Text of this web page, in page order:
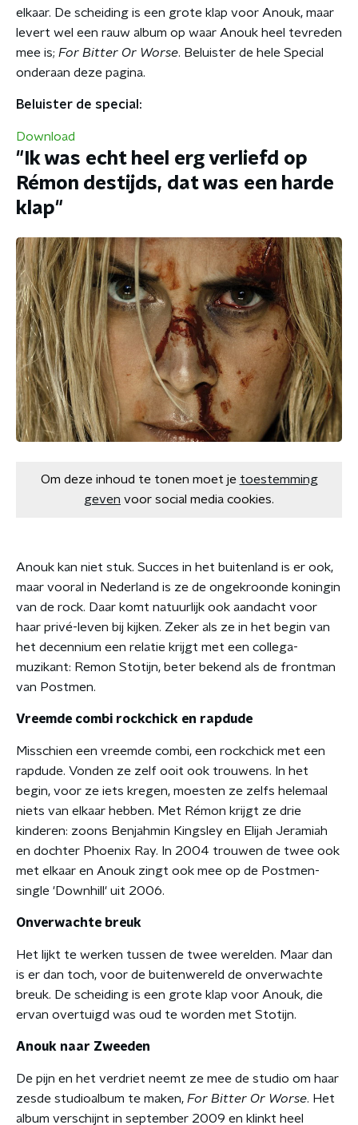
elkaar. De scheiding is een grote klap voor Anouk, maar
levert wel een rauw album op waar Anouk heel tevreden
mee is; For Bitter Or Worse. Beluister de hele Special
onderaan deze pagina.
Beluister de special:
Download
"Ik was echt heel erg verliefd op
Rémon destijds, dat was een harde
klap"
Om deze inhoud te tonen moet je toestemming
geven voor social media cookies.
Anouk kan niet stuk. Succes in het buitenland is er ook,
maar vooral in Nederland is ze de ongekroonde koningin
van de rock. Daar komt natuurlijk ook aandacht voor
haar privé-leven bij kijken. Zeker als ze in het begin van
het decennium een relatie krijgt met een collega-
muzikant: Remon Stotijn, beter bekend als de frontman
van Postmen.
Vreemde combi rockchick en rapdude
Misschien een vreemde combi, een rockchick met een
rapdude. Vonden ze zelf ooit ook trouwens. In het
begin, voor ze iets kregen, moesten ze zelfs helemaal
niets van elkaar hebben. Met Rémon krijgt ze drie
kinderen: zoons Benjahmin Kingsley en Elijah Jeramiah
en dochter Phoenix Ray. In 2004 trouwen de twee ook
met elkaar en Anouk zingt ook mee op de Postmen-
single 'Downhill' uit 2006.
Onverwachte breuk
Het lijkt te werken tussen de twee werelden. Maar dan
is er dan toch, voor de buitenwereld de onverwachte
breuk. De scheiding is een grote klap voor Anouk, die
ervan overtuigd was oud te worden met Stotijn.
Anouk naar Zweeden
De pijn en het verdriet neemt ze mee de studio om haar
zesde studioalbum te maken, For Bitter Or Worse. Het
album verschijnt in september 2009 en klinkt heel